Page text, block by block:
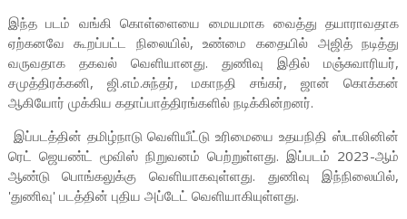
இந்த படம் வங்கி கொள்ளையை மையமாக வைத்து தயாராவதாக
ஏற்கனவே கூறப்பட்ட நிலையில், உண்மை கதையில் அஜித் நடித்து
வருவதாக தகவல் வெளியானது. துணிவு இதில் மஞ்சுவாரியர்,
சமுத்திரக்கனி, ஜி.எம்.சுந்தர், மகாநதி சங்கர், ஜான் கொக்கன்
ஆகியோர் முக்கிய கதாப்பாத்திரங்களில் நடிக்கின்றனர்.
இப்படத்தின் தமிழ்நாடு வெளியீட்டு உரிமையை உதயநிதி ஸ்டாலினின்
ரெட் ஜெயண்ட் மூவிஸ் நிறுவனம் பெற்றுள்ளது. இப்படம் 2023-ஆம்
ஆண்டு பொங்கலுக்கு வெளியாகவுள்ளது. துணிவு இந்நிலையில்,
'துணிவு' படத்தின் புதிய அப்டேட் வெளியாகியுள்ளது.